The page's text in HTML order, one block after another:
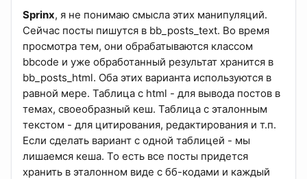
Sprinx, я не понимаю смысла этих манипуляций.
Сейчас посты пишутся в bb_posts_text. Во время
просмотра тем, они обрабатываются классом
bbcode и уже обработанный результат хранится в
bb_posts_html. Оба этих варианта используются в
равной мере. Таблица с html - для вывода постов в
темах, своеобразный кеш. Таблица с эталонным
текстом - для цитирования, редактирования и т.п.
Если сделать вариант с одной таблицей - мы
лишаемся кеша. То есть все посты придется
хранить в эталонном виде с бб-кодами и каждый